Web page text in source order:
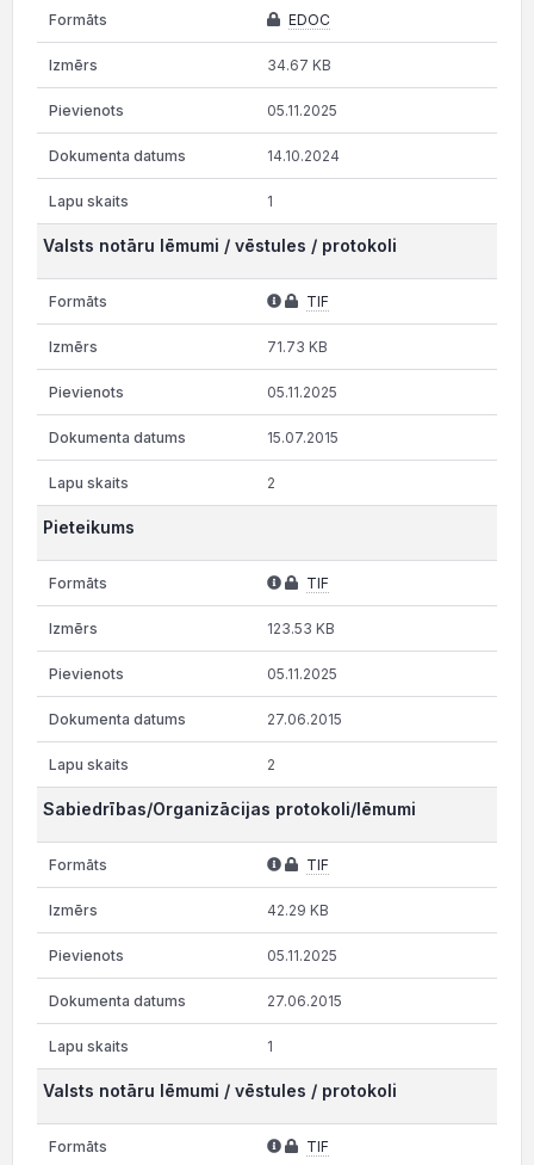
EDOC
34.67 KB
05.11.2025
14.10.2024
1
Valsts notāru lēmumi / vēstules / protokoli
TIF
71.73 KB
05.11.2025
15.07.2015
2
Pieteikums
TIF
123.53 KB
05.11.2025
27.06.2015
2
Sabiedrības/Organizācijas protokoli/lēmumi
TIF
42.29 KB
05.11.2025
27.06.2015
1
Valsts notāru lēmumi / vēstules / protokoli
TIF